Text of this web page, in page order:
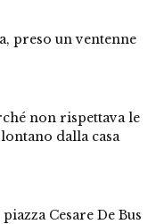
preso un ventenne
non rispettava le
dalla casa
Cesare De Bus